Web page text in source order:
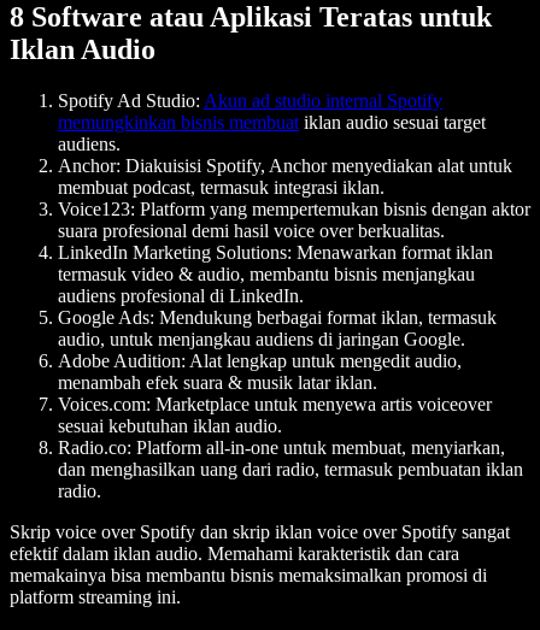
8 Software atau Aplikasi Teratas untuk
Iklan Audio
Spotify Ad Studio: Akun ad studio internal Spotify
memungkinkan bisnis membuat iklan audio sesuai target
audiens.
Anchor: Diakuisisi Spotify, Anchor menyediakan alat untuk
membuat podcast, termasuk integrasi iklan.
Voice123: Platform yang mempertemukan bisnis dengan aktor
suara profesional demi hasil voice over berkualitas.
LinkedIn Marketing Solutions: Menawarkan format iklan
termasuk video & audio, membantu bisnis menjangkau
audiens profesional di LinkedIn.
Google Ads: Mendukung berbagai format iklan, termasuk
audio, untuk menjangkau audiens di jaringan Google.
Adobe Audition: Alat lengkap untuk mengedit audio,
menambah efek suara & musik latar iklan.
Voices.com: Marketplace untuk menyewa artis voiceover
sesuai kebutuhan iklan audio.
Radio.co: Platform all-in-one untuk membuat, menyiarkan,
dan menghasilkan uang dari radio, termasuk pembuatan iklan
radio.
Skrip voice over Spotify dan skrip iklan voice over Spotify sangat
efektif dalam iklan audio. Memahami karakteristik dan cara
memakainya bisa membantu bisnis memaksimalkan promosi di
platform streaming ini.